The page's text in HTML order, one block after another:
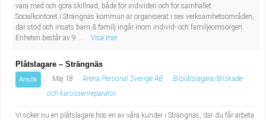
vara med och göra skillnad, både för individen och för samhället.
Socialkontoret i Strängnäs kommun är organiserat i sex verksamhetsområden,
där stöd och insats barn & familj ingår inom individ- och familjeomsorgen.
Enheten består av 9 ...
Visa mer
Plåtslagare – Strängnäs
Ansök Maj 18 Arena Personal Sverige AB
Bilplåtslagare/Bilskade-
och karosserireparatör
Vi söker nu en plåtslagare hos en av våra kunder i Strängnäs, där du får arbeta